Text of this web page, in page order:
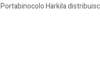
Härkila